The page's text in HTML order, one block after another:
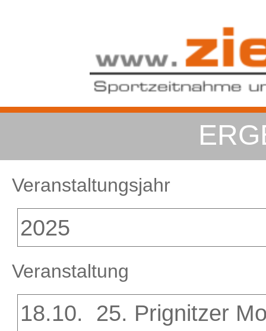
Veranstaltungsjahr
Veranstaltung